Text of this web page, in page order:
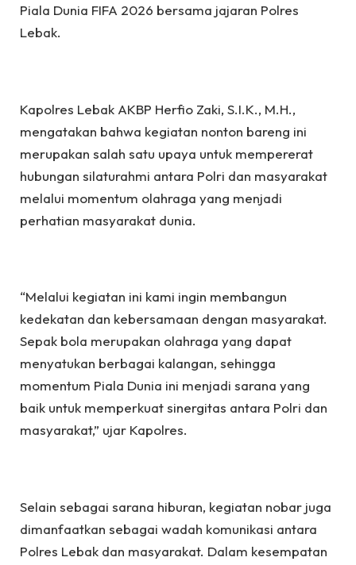
Piala Dunia FIFA 2026 bersama jajaran Polres
Lebak.
Kapolres Lebak AKBP Herfio Zaki, S.I.K., M.H.,
mengatakan bahwa kegiatan nonton bareng ini
merupakan salah satu upaya untuk mempererat
hubungan silaturahmi antara Polri dan masyarakat
melalui momentum olahraga yang menjadi
perhatian masyarakat dunia.
“Melalui kegiatan ini kami ingin membangun
kedekatan dan kebersamaan dengan masyarakat.
Sepak bola merupakan olahraga yang dapat
menyatukan berbagai kalangan, sehingga
momentum Piala Dunia ini menjadi sarana yang
baik untuk memperkuat sinergitas antara Polri dan
masyarakat,” ujar Kapolres.
Selain sebagai sarana hiburan, kegiatan nobar juga
dimanfaatkan sebagai wadah komunikasi antara
Polres Lebak dan masyarakat. Dalam kesempatan